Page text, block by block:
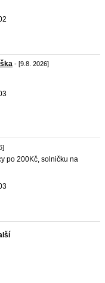
- [9.8. 2026]
po 200Kč, solničku na